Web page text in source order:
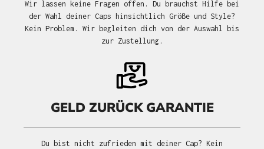
Wir lassen keine Fragen offen. Du brauchst Hilfe bei
der Wahl deiner Caps hinsichtlich Größe und Style?
Kein Problem. Wir begleiten dich von der Auswahl bis
zur Zustellung.
GELD ZURÜCK GARANTIE
Du bist nicht zufrieden mit deiner Cap? Kein